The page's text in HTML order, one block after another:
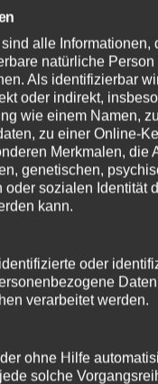
alle Informationen,
natürliche
Als identifizierbar
oder indirekt,
wie einem Namen,
zu einer Online-
Merkmalen, die
genetischen,
sozialen Identität
kann.
oder
verarbeitet werden.
ohne Hilfe
solche